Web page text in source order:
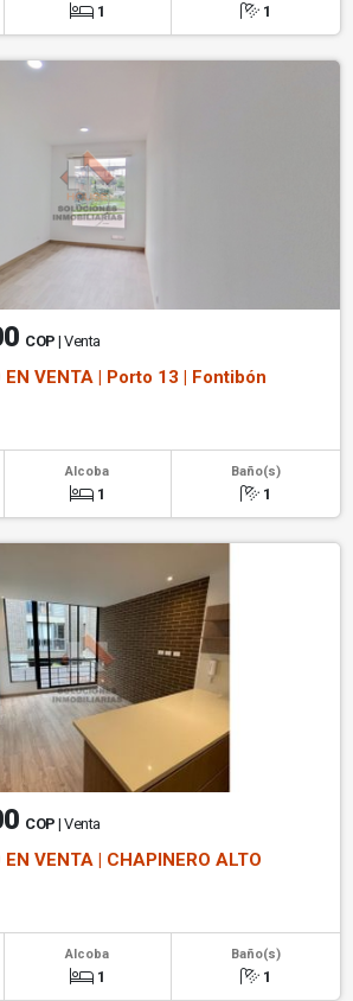
1 1
COP | Venta
EN VENTA | Porto 13 | Fontibón
Alcoba
1
Baño(s)
1
COP | Venta
VENTA | CHAPINERO ALTO
Alcoba
1
Baño(s)
1